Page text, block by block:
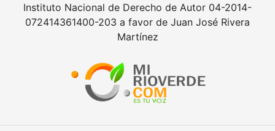
Instituto Nacional de Derecho de Autor 04-2014-
072414361400-203 a favor de Juan José Rivera
Martínez